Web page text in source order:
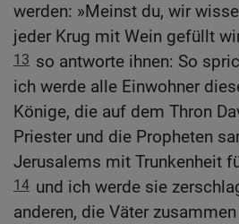
werden: »Meinst du, wir
jeder Krug mit Wein gefüllt
13 so antworte ihnen: So
ich werde alle Einwohner
Könige, die auf dem Thron
Priester und die Propheten
Jerusalems mit Trunkenheit
14 und ich werde sie
anderen, die Väter